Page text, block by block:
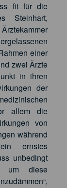
fit für die
Steinhart,
einer
zwei Ärzte
in ihren
der
allem die
von
während
ernstes
unbedingt
um diese